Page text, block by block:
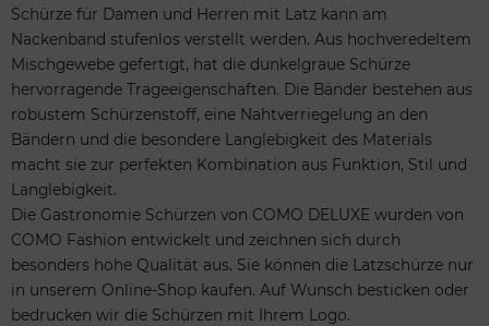
Schürze für Damen und Herren mit Latz kann am
Nackenband stufenlos verstellt werden. Aus hochveredeltem
Mischgewebe gefertigt, hat die dunkelgraue Schürze
hervorragende Trageeigenschaften. Die Bänder bestehen aus
robustem Schürzenstoff, eine Nahtverriegelung an den
Bändern und die besondere Langlebigkeit des Materials
macht sie zur perfekten Kombination aus Funktion, Stil und
Langlebigkeit.
Die Gastronomie Schürzen von COMO DELUXE wurden von
COMO Fashion entwickelt und zeichnen sich durch
besonders hohe Qualität aus. Sie können die Latzschürze nur
in unserem Online-Shop kaufen. Auf Wunsch besticken oder
bedrucken wir die Schürzen mit Ihrem Logo.